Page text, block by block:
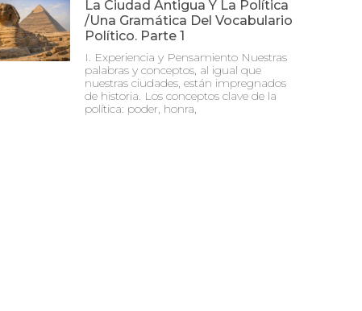
La Ciudad Antigua Y La Política
/Una Gramática Del Vocabulario
Político. Parte 1
I. Experiencia y Pensamiento Nuestras
palabras y conceptos, al igual que
nuestras ciudades, están impregnados
de historia. Los conceptos clave de la
política: poder, honra,